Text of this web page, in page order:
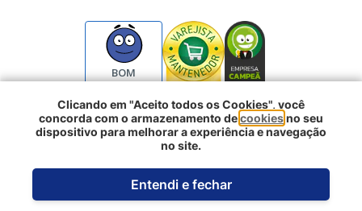
BOM
2024 - Todos os direitos reservados | REFRIGERACAO DUFRIO
COMERCIO E IMPORTACAO S.A. | CNPJ : 01.754.239/0001-10 |
Porto Alegre RS - CEP: 90230-011
Desenvolvido pela
Clicando em "Aceito todos os Cookies", você
concorda com o armazenamento decookiesno seu
dispositivo para melhorar a experiência e navegação
no site.
Entendi e fechar